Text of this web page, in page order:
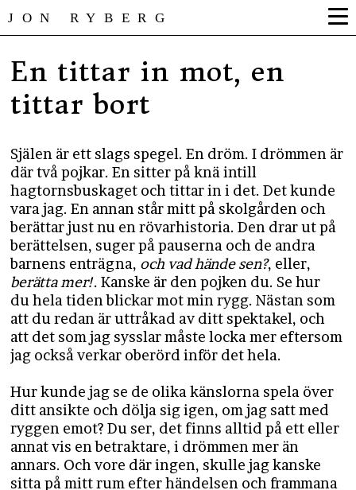
JON RYBERG
En tittar in mot, en
tittar bort
Själen är ett slags spegel. En dröm. I drömmen är
där två pojkar. En sitter på knä intill
hagtornsbuskaget och tittar in i det. Det kunde
vara jag. En annan står mitt på skolgården och
berättar just nu en rövarhistoria. Den drar ut på
berättelsen, suger på pauserna och de andra
barnens enträgna, och vad hände sen?, eller,
berätta mer!. Kanske är den pojken du. Se hur
du hela tiden blickar mot min rygg. Nästan som
att du redan är uttråkad av ditt spektakel, och
att det som jag sysslar måste locka mer eftersom
jag också verkar oberörd inför det hela.
Hur kunde jag se de olika känslorna spela över
ditt ansikte och dölja sig igen, om jag satt med
ryggen emot? Du ser, det finns alltid på ett eller
annat vis en betraktare, i drömmen mer än
annars. Och vore där ingen, skulle jag kanske
sitta på mitt rum efter händelsen och frammana